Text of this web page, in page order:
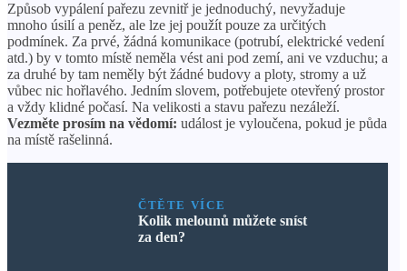
Způsob vypálení pařezu zevnitř je jednoduchý, nevyžaduje
mnoho úsilí a peněz, ale lze jej použít pouze za určitých
podmínek. Za prvé, žádná komunikace (potrubí, elektrické vedení
atd.) by v tomto místě neměla vést ani pod zemí, ani ve vzduchu; a
za druhé by tam neměly být žádné budovy a ploty, stromy a už
vůbec nic hořlavého. Jedním slovem, potřebujete otevřený prostor
a vždy klidné počasí. Na velikosti a stavu pařezu nezáleží.
Vezměte prosím na vědomí: událost je vyloučena, pokud je půda
na místě rašelinná.
ČTĚTE VÍCE
Kolik melounů můžete sníst
za den?